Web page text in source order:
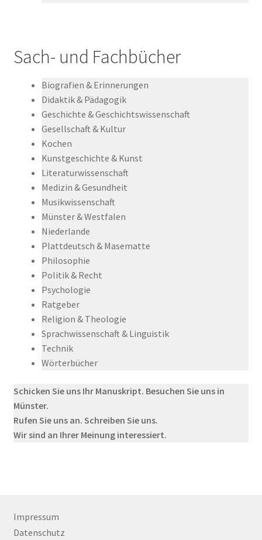
Sach- und Fachbücher
Biografien & Erinnerungen
Didaktik & Pädagogik
Geschichte & Geschichtswissenschaft
Gesellschaft & Kultur
Kochen
Kunstgeschichte & Kunst
Literaturwissenschaft
Medizin & Gesundheit
Musikwissenschaft
Münster & Westfalen
Niederlande
Plattdeutsch & Masematte
Philosophie
Politik & Recht
Psychologie
Ratgeber
Religion & Theologie
Sprachwissenschaft & Linguistik
Technik
Wörterbücher
Schicken Sie uns Ihr Manuskript. Besuchen Sie uns in
Münster.
Rufen Sie uns an. Schreiben Sie uns.
Wir sind an Ihrer Meinung interessiert.
Impressum
Datenschutz